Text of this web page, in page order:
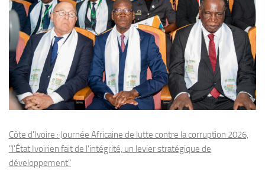
Côte d'Ivoire : Journée Africaine de lutte contre la corruption 2026,
"l'État Ivoirien fait de l'intégrité, un levier stratégique de
développement"